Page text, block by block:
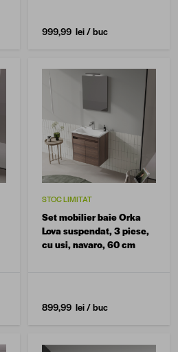
999,99 lei/ buc
STOC LIMITAT
Set mobilier baie Orka
Lova suspendat, 3 piese,
cu usi, navaro, 60 cm
899,99 lei/ buc